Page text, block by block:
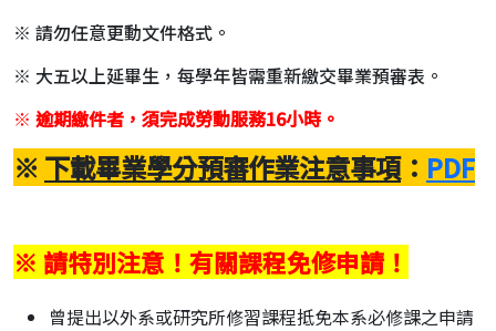
※ 請勿任意更動文件格式。
※ 大五以上延畢生，每學年皆需重新繳交畢業預審表。
※ 逾期繳件者，須完成勞動服務16小時。
※ 下載畢業學分預審作業注意事項： PDF
※ 請特別注意！有關課程免修申請！
曾提出以外系或研究所修習課程抵免本系必修課之申請